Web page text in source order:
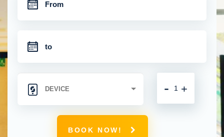
+
-
BOOK NOW!